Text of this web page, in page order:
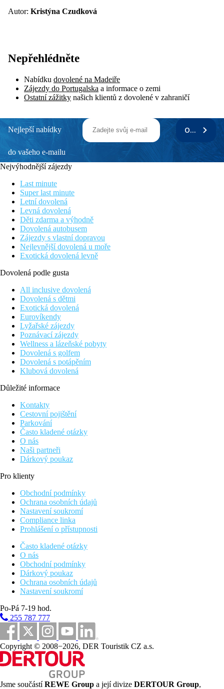
Autor: Kristýna Czudková
Nepřehlédněte
Nabídku dovolené na Madeiře
Zájezdy do Portugalska a informace o zemi
Ostatní zážitky našich klientů z dovolené v zahraničí
Nejlepší nabídky
do vašeho e-mailu
ODEBÍRAT
Nejvýhodnější zájezdy
Last minute
Super last minute
Letní dovolená
Levná dovolená
Děti zdarma a výhodně
Dovolená autobusem
Zájezdy s vlastní dopravou
Nejlevnější dovolená u moře
Exotická dovolená levně
Dovolená podle gusta
All inclusive dovolená
Dovolená s dětmi
Exotická dovolená
Eurovíkendy
Lyžařské zájezdy
Poznávací zájezdy
Wellness a lázeňské pobyty
Dovolená s golfem
Dovolená s potápěním
Klubová dovolená
Důležité informace
Kontakty
Cestovní pojištění
Parkování
Často kladené otázky
O nás
Naši partneři
Dárkový poukaz
Pro klienty
Obchodní podmínky
Ochrana osobních údajů
Nastavení soukromí
Compliance linka
Prohlášení o přístupnosti
Často kladené otázky
O nás
Obchodní podmínky
Dárkový poukaz
Ochrana osobních údajů
Nastavení soukromí
Po-Pá 7-19 hod.
255 787 777
Copyright © 2008−2026, DER Touristik CZ a.s.
Jsme součástíREWE Group a její divize DERTOUR Group,